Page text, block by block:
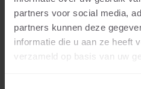
partners voor social media,
partners kunnen deze
informatie die u aan ze heeft
verzameld op basis van uw
Produkte:
Grossformatplatte
Blockstufe 100x37x15 Grau
Blockstufenecke 37